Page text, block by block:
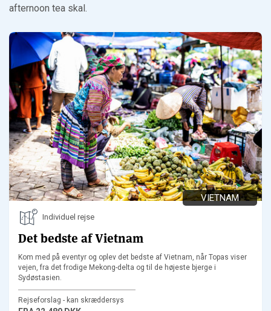
afternoon tea skal.
VIETNAM
Individuel rejse
Det bedste af Vietnam
Kom med på eventyr og oplev det bedste af Vietnam, når Topas viser
vejen, fra det frodige Mekong-delta og til de højeste bjerge i
Sydøstasien.
Rejseforslag - kan skræddersys